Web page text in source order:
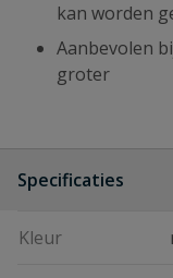
kan worden
Aanbevolen
groter
Specificaties
Kleur